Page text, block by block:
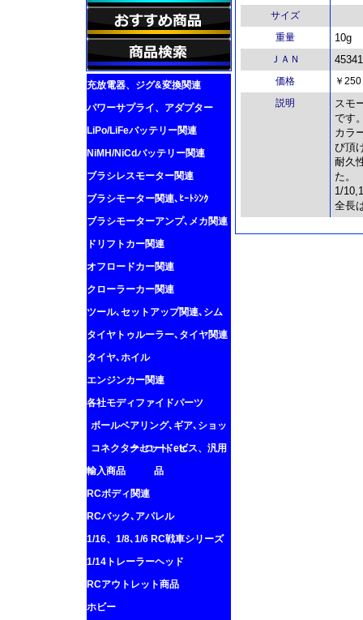
充放電器、ジグ&変換関連
パワーサプライ、アダプター
LiPo/LiFeバッテリー関連
NiMH/NiCdバッテリー関連
ブラシレスモーター関連
ブラシモーター関連､ﾋｰﾄｼﾝｸ
ブラシモーターアンプ､メカ関連
ドリフトカー関連
オフロードカー関連
クローラーカー関連
ツール､セットアップ関連､シム
タイヤトゥルーラー､タイヤ関連
タイヤ､ホイル
エンジンカー関連
各社モディファイドパーツ
ボールベアリング､ギア､ショッ
クセット､etc
コネクター､コード､ビス、汎用
品
輸入商品
RCボディ関連
RCバック､アパレル
1/16、1/8､1/6 RC戦車シリーズ
1/14トレーラーヘッド
RCアウトレット商品
ホビー
サイズ
重量
10g
ＪＡＮ
価格
￥250
説明
スモ
です
カラ
び頂
耐久
た。
1/
全長